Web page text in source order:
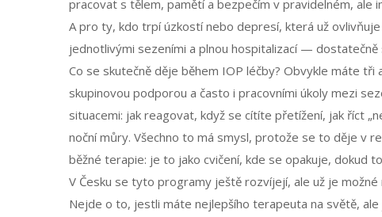
pracovat s tělem, pamětí a bezpečím v pravidelném,
A pro ty, kdo trpíúzkostínebo depresí, která už
jednotlivými sezeními a plnou hospitalizací — dostatečně
Co se skutečně děje během IOP léčby? Obvykle máte
skupinovou podporou a často i pracovními úkoly mezi
situacemi: jak reagovat, když se cítíte přetížení, jak říct
noční můry. Všechno to má smysl, protože se to děje v
běžné terapie: je to jako cvičení, kde se opakuje, dokud
V Česku se tyto programy ještě rozvíjejí, ale už je
Nejde o to, jestli máte nejlepšího terapeuta na světě,